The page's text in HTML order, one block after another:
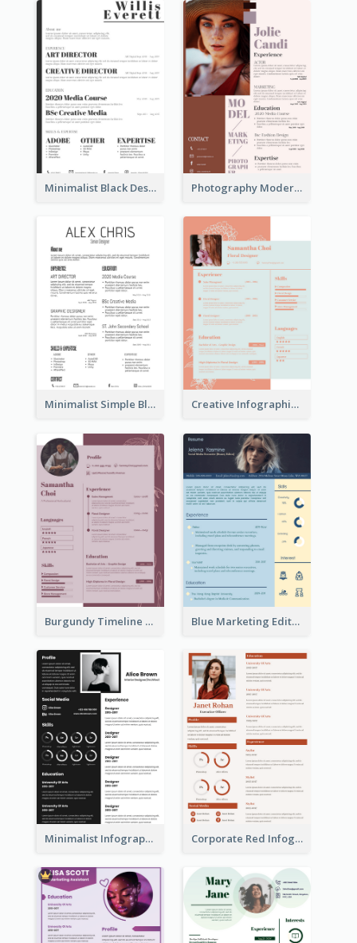
Minimalist Black Designer Resume Photography Modern Brown Professional Resume
Minimalist Simple Black Resume Creative Infographic Student Designer Resume
Burgundy Timeline Marketer Resume Blue Marketing Editor Resume
Minimalist Infographic Resume Corporate Red Infographic Resume